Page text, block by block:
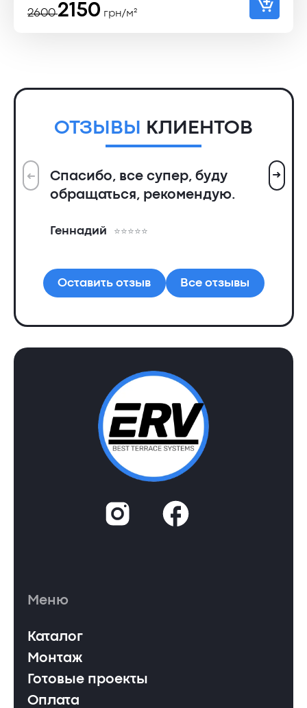
2600
Первоначальная
2150
Текущаягрн/м²
ОТЗЫВЫ КЛИЕНТОВ
Спасибо, все супер, буду
обращаться, рекомендую.
Геннадий
➜ ➜
Оставить отзыв Все отзывы
Меню
Каталог
Монтаж
Готовые проекты
Оплата